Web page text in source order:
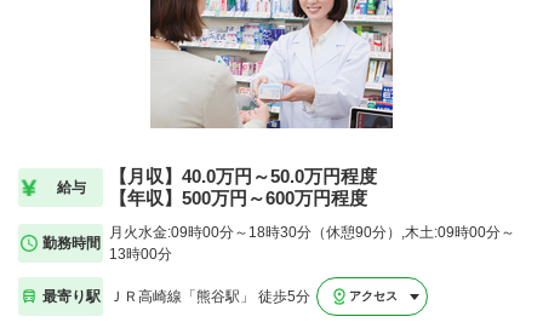
給与
【月収】40.0万円～50.0万円程度
【年収】500万円～600万円程度
勤務時間
月火水金:09時00分～18時30分（休憩90分）,木土:09時00分～
13時00分
最寄り駅 ＪＲ高崎線「熊谷駅」 徒歩5分 アクセス